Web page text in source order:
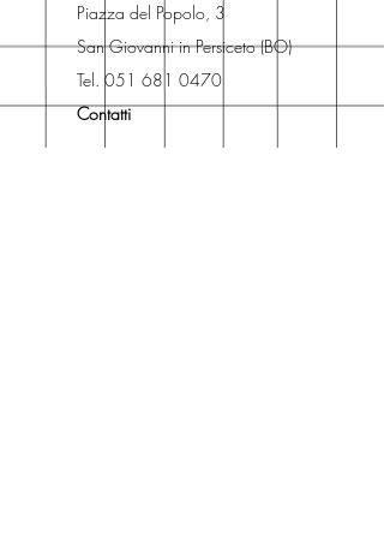
spedizione e ritirare il libro presso
Libreria degli Orsi, Piazza del
Popolo 3, 40017
San Giovanni in Persiceto (BO).
Piazza del Popolo, 3
San Giovanni in Persiceto (BO)
Tel. 051 681 0470
Contatti